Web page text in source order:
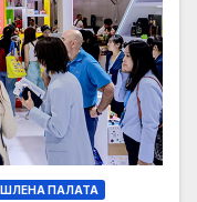
ПАЛАТА